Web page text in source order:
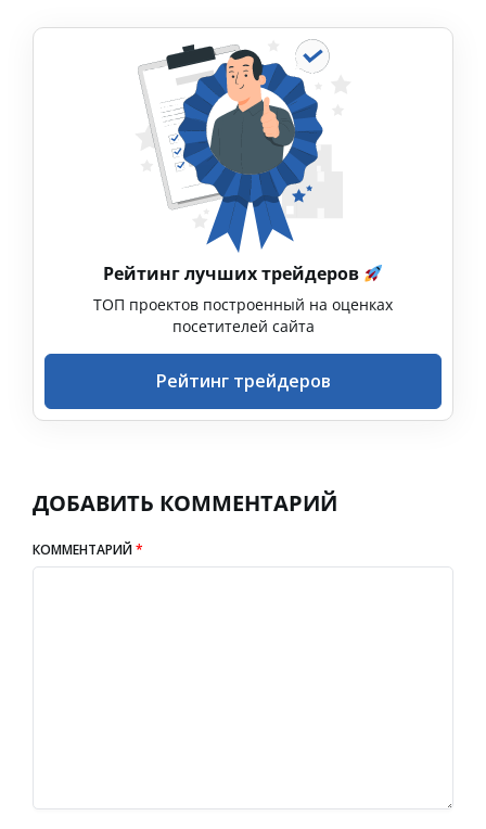
Рейтинг лучших трейдеров
ТОП проектов построенный на оценках
посетителей сайта
Рейтинг трейдеров
ДОБАВИТЬ КОММЕНТАРИЙ
КОММЕНТАРИЙ*